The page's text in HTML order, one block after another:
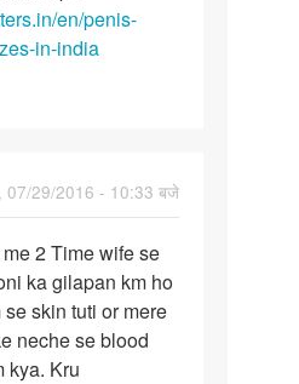
en/penis-
in-india
07/29/2016 - 10:33 बजे
2 Time wife se
ka gilapan km ho
skin tuti or mere
neche se blood
kya. Kru